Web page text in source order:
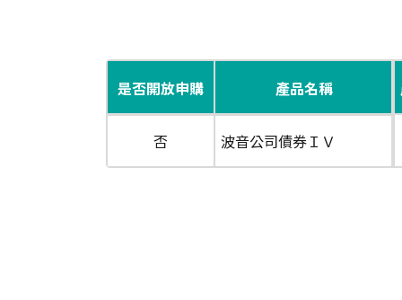
是否開放申購 產品名稱
否 波音公司債券ＩＶ